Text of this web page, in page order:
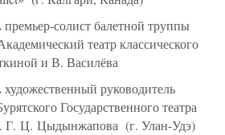
премьер-солист балетной труппы
театр классического
и В. Василёва
художественный руководитель
Государственного театра
Г. Ц. Цыдынжапова (г. Улан-Удэ)